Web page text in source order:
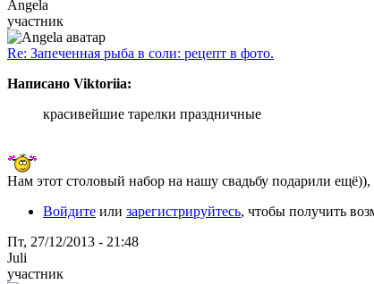
Angela
участник
Re: Запеченная рыба в соли: рецепт в фото.
Написано Viktoriia:
красивейшие тарелки праздничные
Нам этот столовый набор на нашу свадьбу подарили
Войдите или зарегистрируйтесь, чтобы получить
Пт, 27/12/2013 - 21:48
Juli
участник